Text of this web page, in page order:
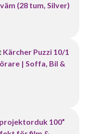
(28 tum, Silver)
Kärcher Puzzi 10/1
| Soffa, Bil &
100”